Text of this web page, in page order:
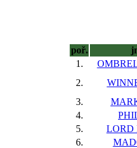
poř.
1.
2.
3.
4.
5.
LORD
6.